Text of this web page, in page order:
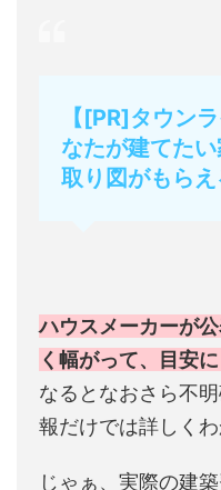
【[PR]タウン
なたが建てた
取り図がもらえ
ハウスメーカーが
く幅がって、目安
なるとなおさら不
報だけでは詳しく
じゃぁ、実際の建